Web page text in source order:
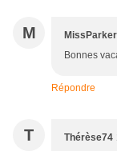
M MissParker
Bonnes
Répondre
T Thérèse74